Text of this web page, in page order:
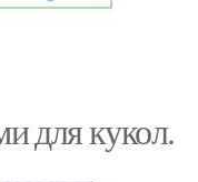
для кукол.